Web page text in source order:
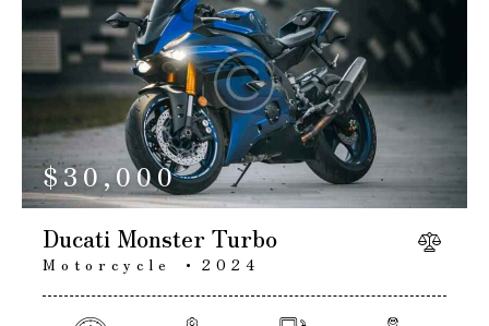
$30,000
Ducati Monster Turbo
Motorcycle 2024